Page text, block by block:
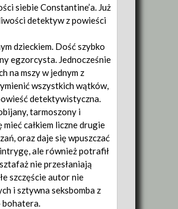
siebie Constantine’a. Już
detektyw z powieści
dzieckiem. Dość szybko
egzorcysta. Jednocześnie
na mszy w jednym z
wszystkich wątków,
detektywistyczna.
tarmoszony i
całkiem liczne drugie
oraz daje się wpuszczać
ale również potrafił
nie przesłaniają
szczęście autor nie
i sztywna seksbomba z
bohatera.